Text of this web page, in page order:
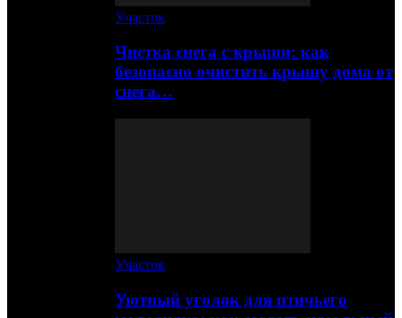
Участок
Чистка снега с крыши: как
безопасно очистить крышу дома от
снега…
Участок
Уютный уголок для птичьего